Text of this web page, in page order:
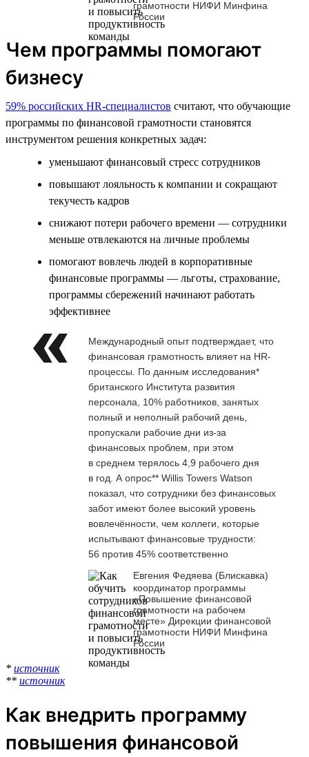
грамотности НИФИ Минфина
России
Чем программы помогают
бизнесу
59% российских HR-специалистов считают, что обучающие
программы по финансовой грамотности становятся
инструментом решения конкретных задач:
уменьшают финансовый стресс сотрудников
повышают лояльность к компании и сокращают
текучесть кадров
снижают потери рабочего времени — сотрудники
меньше отвлекаются на личные проблемы
помогают вовлечь людей в корпоративные
финансовые программы — льготы, страхование,
программы сбережений начинают работать
эффективнее
Международный опыт подтверждает, что
финансовая грамотность влияет на HR-
процессы. По данным исследования*
британского Института развития
персонала, 10% работников, занятых
полный и неполный рабочий день,
пропускали рабочие дни из-за
финансовых проблем, при этом
в среднем терялось 4,9 рабочего дня
в год. А опрос** Willis Towers Watson
показал, что сотрудники без финансовых
забот имеют более высокий уровень
вовлечённости, чем коллеги, которые
испытывают финансовые трудности:
56 против 45% соответственно
Евгения Федяева (Блискавка)
координатор программы
«Повышение финансовой
грамотности на рабочем
месте» Дирекции финансовой
грамотности НИФИ Минфина
России
* источник
** источник
Как внедрить программу
повышения финансовой